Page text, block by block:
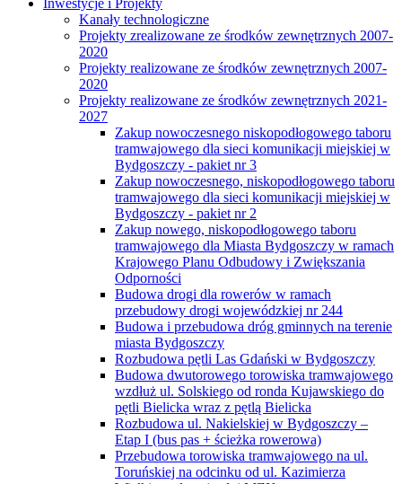
Kanały technologiczne
Projekty zrealizowane ze środków zewnętrznych 2007-
2020
Projekty realizowane ze środków zewnętrznych 2007-
2020
Projekty realizowane ze środków zewnętrznych 2021-
2027
Zakup nowoczesnego niskopodłogowego taboru
tramwajowego dla sieci komunikacji miejskiej w
Bydgoszczy - pakiet nr 3
Zakup nowoczesnego, niskopodłogowego taboru
tramwajowego dla sieci komunikacji miejskiej w
Bydgoszczy - pakiet nr 2
Zakup nowego, niskopodłogowego taboru
tramwajowego dla Miasta Bydgoszczy w ramach
Krajowego Planu Odbudowy i Zwiększania
Odporności
Budowa drogi dla rowerów w ramach
przebudowy drogi wojewódzkiej nr 244
Budowa i przebudowa dróg gminnych na terenie
miasta Bydgoszczy
Rozbudowa pętli Las Gdański w Bydgoszczy
Budowa dwutorowego torowiska tramwajowego
wzdłuż ul. Solskiego od ronda Kujawskiego do
pętli Bielicka wraz z pętlą Bielicka
Rozbudowa ul. Nakielskiej w Bydgoszczy –
Etap I (bus pas + ścieżka rowerowa)
Przebudowa torowiska tramwajowego na ul.
Toruńskiej na odcinku od ul. Kazimierza